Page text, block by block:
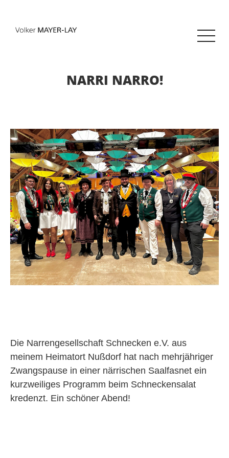
NARRI NARRO!
Die Narrengesellschaft Schnecken e.V. aus
meinem Heimatort Nußdorf hat nach mehrjähriger
Zwangspause in einer närrischen Saalfasnet ein
kurzweiliges Programm beim Schneckensalat
kredenzt. Ein schöner Abend!